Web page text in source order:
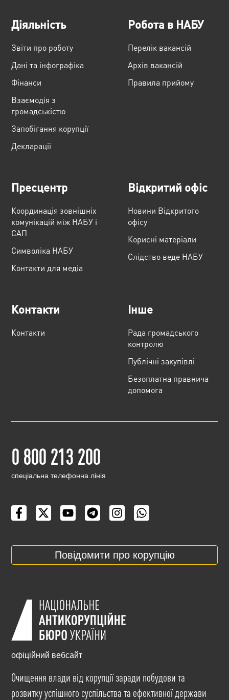
Діяльність
Звіти про роботу
Дані та інфографіка
Фінанси
Взаємодія з
громадськістю
Запобігання корупції
Декларації
Робота в НАБУ
Перелік вакансій
Архів вакансій
Правила прийому
Пресцентр
Координація зовнішніх
комунікацій між НАБУ і
САП
Cимволіка НАБУ
Контакти для медіа
Відкритий офіс
Новини Відкритого
офісу
Корисні матеріали
Слідство веде НАБУ
Контакти
Контакти
Інше
Рада громадського
контролю
Публічні закупівлі
Безоплатна правнича
допомога
0 800 213 200
cпеціальна телефонна лінія
Повідомити про корупцію
офіційний вебсайт
Очищення влади від корупції заради побудови та
розвитку успішного суспільства та ефективної держави